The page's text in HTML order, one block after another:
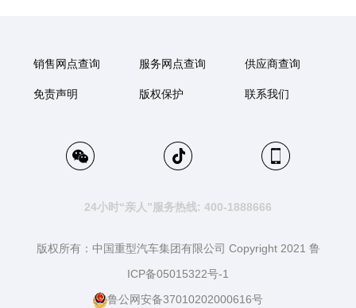
销售网点查询 服务网点查询 供应商查询
免责声明 版权保护 联系我们
24小时“亲人”服务热线: 400-1888666
版权所有：中国重型汽车集团有限公司 Copyright 2021 鲁
ICP备05015322号-1
鲁公网安备37010202000616号